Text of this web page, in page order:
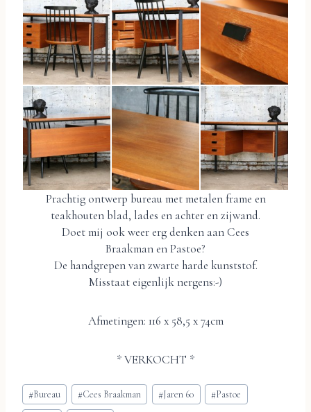
Prachtig ontwerp bureau met metalen frame en
teakhouten blad, lades en achter en zijwand.
Doet mij ook weer erg denken aan Cees
Braakman en Pastoe?
De handgrepen van zwarte harde kunststof.
Misstaat eigenlijk nergens:-)
Afmetingen: 116 x 58,5 x 74cm
* VERKOCHT *
Bericht
tags:
#Bureau #Cees Braakman #Jaren 60 #Pastoe